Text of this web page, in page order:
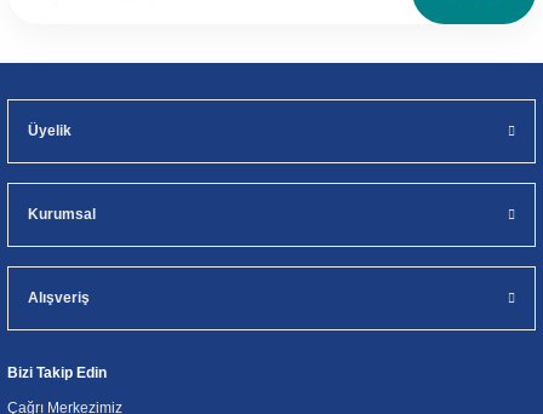
Üyelik
Kurumsal
Alışveriş
Bizi Takip Edin
Çağrı Merkezimiz